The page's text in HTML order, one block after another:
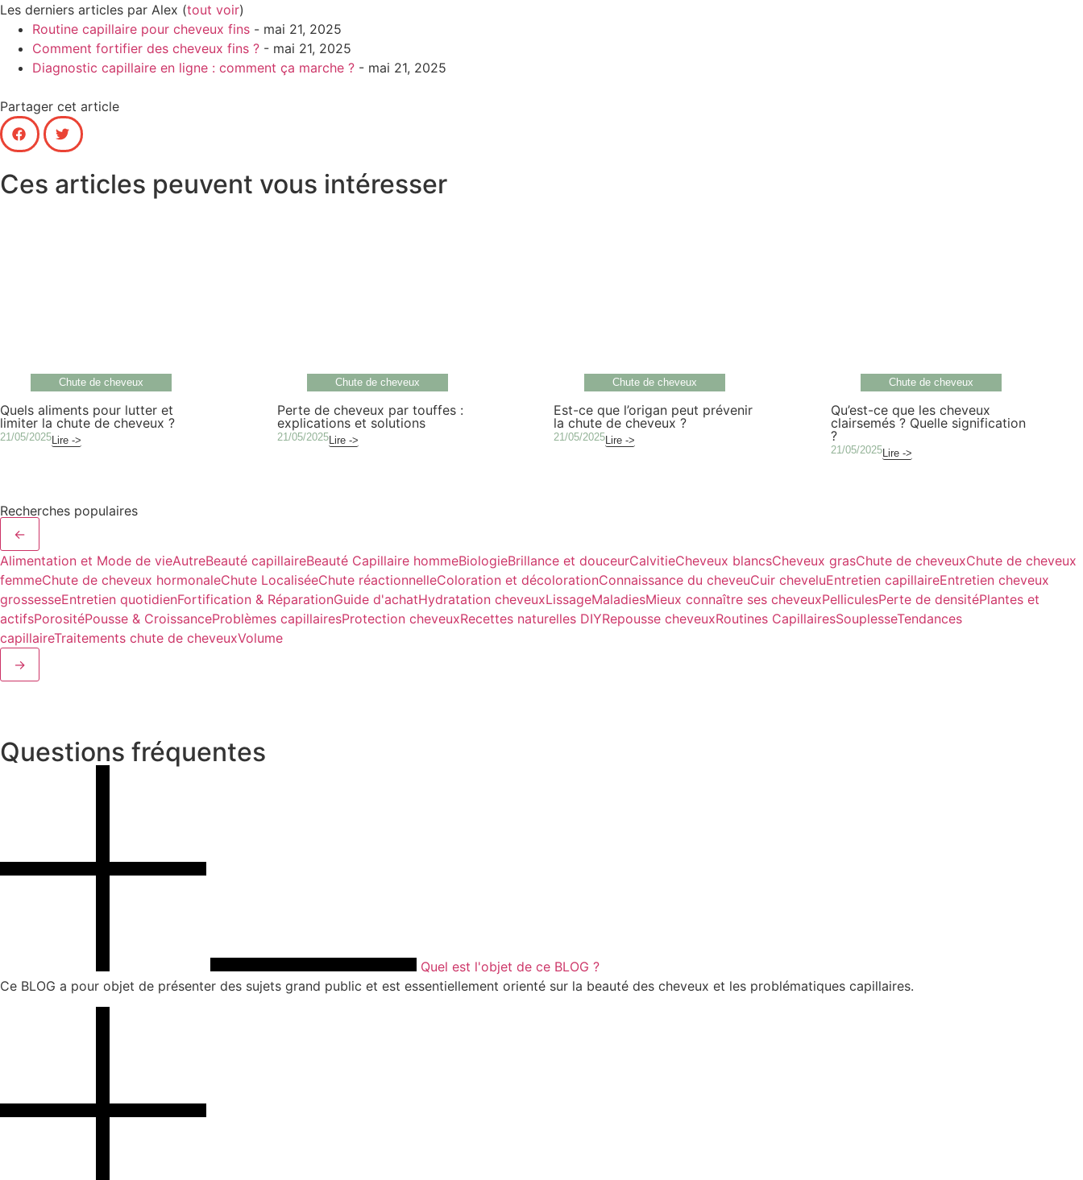
Les derniers articles par Alex (tout voir)
Routine capillaire pour cheveux fins - mai 21, 2025
Comment fortifier des cheveux fins ? - mai 21, 2025
Diagnostic capillaire en ligne : comment ça marche ? - mai 21, 2025
Partager cet article
Ces articles peuvent vous intéresser
Chute de cheveux
Quels aliments pour lutter et
limiter la chute de cheveux ?
21/05/2025 Lire ->
Chute de cheveux
Perte de cheveux par touffes :
explications et solutions
21/05/2025Lire ->
Chute de cheveux
Est-ce que l’origan peut prévenir
la chute de cheveux ?
21/05/2025 Lire ->
Chute de cheveux
Qu’est-ce que les cheveux
clairsemés ? Quelle signification
?
21/05/2025Lire ->
Recherches populaires
←
Alimentation et Mode de vieAutreBeauté capillaireBeauté Capillaire hommeBiologieBrillance et douceurCalvitieCheveux blancsCheveux grasChute de cheveuxChute de cheveux
femmeChute de cheveux hormonaleChute LocaliséeChute réactionnelleColoration et décolorationConnaissance du cheveuCuir cheveluEntretien capillaireEntretien cheveux
grossesseEntretien quotidienFortification & RéparationGuide d'achatHydratation cheveuxLissageMaladiesMieux connaître ses cheveuxPelliculesPerte de densitéPlantes et
actifsPorositéPousse & CroissanceProblèmes capillairesProtection cheveuxRecettes naturelles DIYRepousse cheveuxRoutines CapillairesSouplesseTendances
capillaireTraitements chute de cheveuxVolume
→
Questions fréquentes
Quel est l'objet de ce BLOG ?
Ce BLOG a pour objet de présenter des sujets grand public et est essentiellement orienté sur la beauté des cheveux et les problématiques capillaires.